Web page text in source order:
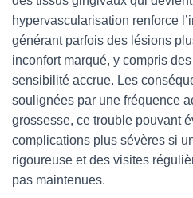
hypervascularisation renforce
générant parfois des lésions
inconfort marqué, y compris
sensibilité accrue. Les
soulignées par une fréquence
grossesse, ce trouble pouvant
complications plus sévères si
rigoureuse et des visites
pas maintenues.